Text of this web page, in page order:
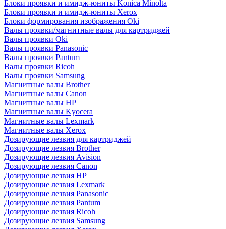
Блоки проявки и имидж-юниты Konica Minolta
Блоки проявки и имидж-юниты Xerox
Блоки формирования изображения Oki
Валы проявки/магнитные валы для картриджей
Валы проявки Oki
Валы проявки Panasonic
Валы проявки Pantum
Валы проявки Ricoh
Валы проявки Samsung
Магнитные валы Brother
Магнитные валы Canon
Магнитные валы HP
Магнитные валы Kyocera
Магнитные валы Lexmark
Магнитные валы Xerox
Дозирующие лезвия для картриджей
Дозирующие лезвия Brother
Дозирующие лезвия Avision
Дозирующие лезвия Canon
Дозирующие лезвия HP
Дозирующие лезвия Lexmark
Дозирующие лезвия Panasonic
Дозирующие лезвия Pantum
Дозирующие лезвия Ricoh
Дозирующие лезвия Samsung